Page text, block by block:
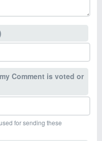
Comment is voted or
for sending these